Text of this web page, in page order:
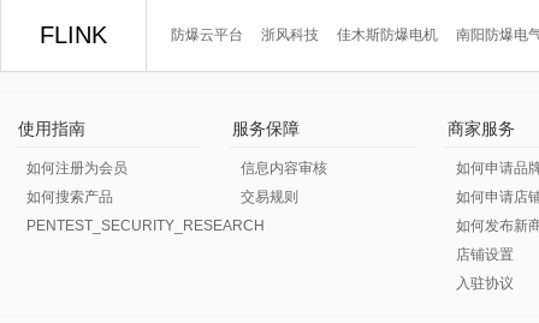
FLINK 防爆云平台 浙风科技 佳木斯防爆电机 南阳防爆电
使用指南
如何注册为会员
如何搜索产品
PENTEST_SECURITY_RESEARCH
服务保障
信息内容审核
交易规则
商家服务
如何申请品
如何申请店
如何发布新
店铺设置
入驻协议